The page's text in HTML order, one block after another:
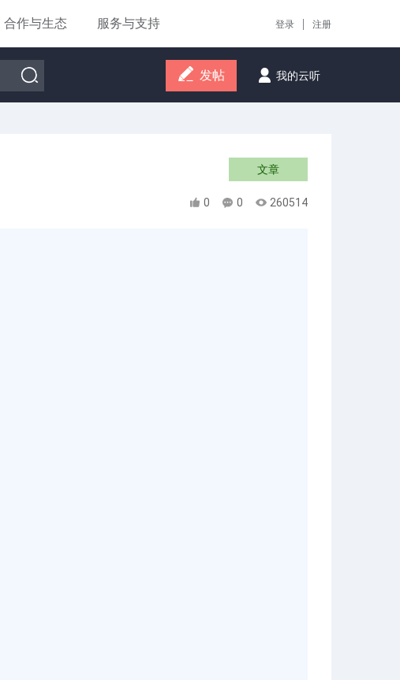
合作与生态 服务与支持 登录 | 注册
我的云听
发帖
文章
260514
0
0